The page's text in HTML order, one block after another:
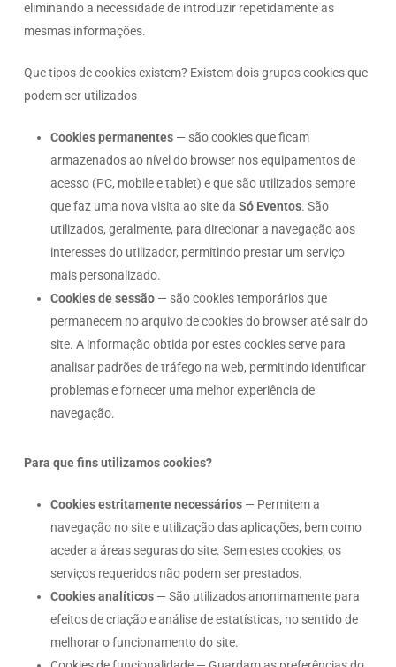
eliminando a necessidade de introduzir repetidamente as
mesmas informações.
Que tipos de cookies existem? Existem dois grupos cookies que
podem ser utilizados
Cookies permanentes— são cookies que ficam
armazenados ao nível do browser nos equipamentos de
acesso (PC, mobile e tablet) e que são utilizados sempre
que faz uma nova visita ao site da Só Eventos. São
utilizados, geralmente, para direcionar a navegação aos
interesses do utilizador, permitindo prestar um serviço
mais personalizado.
Cookies de sessão— são cookies temporários que
permanecem no arquivo de cookies do browser até sair do
site. A informação obtida por estes cookies serve para
analisar padrões de tráfego na web, permitindo identificar
problemas e fornecer uma melhor experiência de
navegação.
Para que fins utilizamos cookies?
Cookies estritamente necessários— Permitem a
navegação no site e utilização das aplicações, bem como
aceder a áreas seguras do site. Sem estes cookies, os
serviços requeridos não podem ser prestados.
Cookies analíticos— São utilizados anonimamente para
efeitos de criação e análise de estatísticas, no sentido de
melhorar o funcionamento do site.